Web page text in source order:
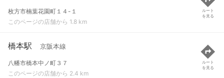
枚方市楠葉花園町１４-１
このページの店舗から 1.8 km
ルート
を見る
橋本駅 京阪本線
八幡市橋本中ノ町３７
このページの店舗から 2.4 km
ルート
を見る